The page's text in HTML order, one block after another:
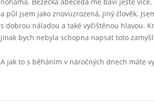
a půl jsem jako znovuzrozená, jiný člověk.
s dobrou náladou a také vyčištěnou hlavou.
jinak bych nebyla schopna napsat toto
A jak to s běháním v náročných dnech máte